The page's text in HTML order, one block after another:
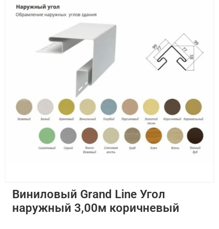
Виниловый Grand Line Угол
наружный 3,00м коричневый